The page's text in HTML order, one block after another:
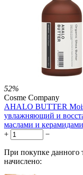
19 баллов
724.00 Р
за 1.00 мл
Нет в наличии
 
52%
Cosme Company
AHALO BUTTER
увлажняющий и
маслами и
+
−
При покупке данного
начислено: